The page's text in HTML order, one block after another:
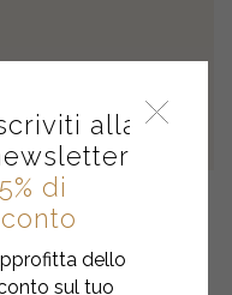
alla
di
dello
sul tuo
da 3-4 settimane